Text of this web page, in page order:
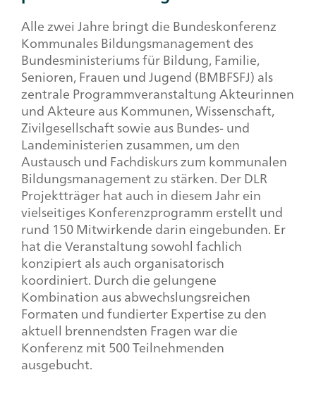
Alle zwei Jahre bringt die Bundeskonferenz
Kommunales Bildungsmanagement des
Bundesministeriums für Bildung, Familie,
Senioren, Frauen und Jugend (BMBFSFJ) als
zentrale Programmveranstaltung Akteurinnen
und Akteure aus Kommunen, Wissenschaft,
Zivilgesellschaft sowie aus Bundes- und
Landeministerien zusammen, um den
Austausch und Fachdiskurs zum kommunalen
Bildungsmanagement zu stärken. Der DLR
Projektträger hat auch in diesem Jahr ein
vielseitiges Konferenzprogramm erstellt und
rund 150 Mitwirkende darin eingebunden. Er
hat die Veranstaltung sowohl fachlich
konzipiert als auch organisatorisch
koordiniert. Durch die gelungene
Kombination aus abwechslungsreichen
Formaten und fundierter Expertise zu den
aktuell brennendsten Fragen war die
Konferenz mit 500 Teilnehmenden
ausgebucht.